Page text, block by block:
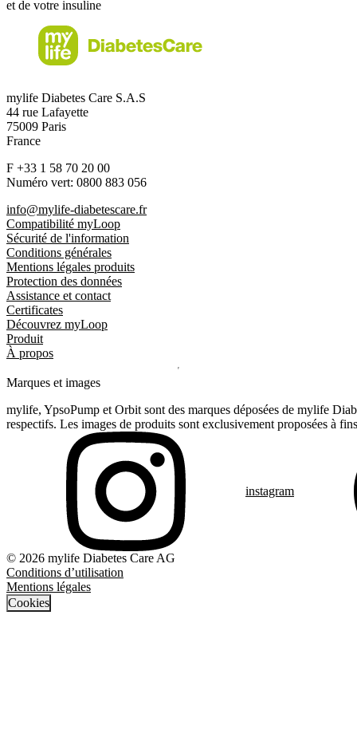
et de votre insuline
mylife Diabetes Care S.A.S
44 rue Lafayette
75009 Paris
France
F +33 1 58 70 20 00
Numéro vert: 0800 883 056
info@mylife-diabetescare.fr
Compatibilité myLoop
Sécurité de l'information
Conditions générales
Mentions légales produits
Protection des données
Assistance et contact
Certificates
Découvrez myLoop
Produit
À propos
Marques et images
mylife, YpsoPump et Orbit sont des marques déposées de mylife
respectifs. Les images de produits sont exclusivement proposées à
instagram
© 2026 mylife Diabetes Care AG
Conditions d’utilisation
Mentions légales
Cookies